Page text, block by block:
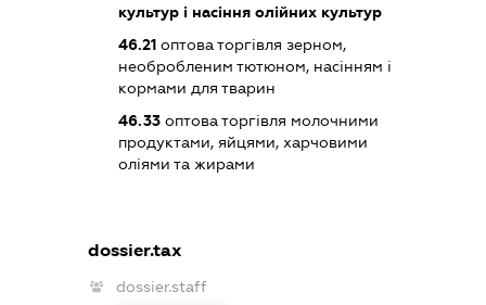
культур і насіння олійних культур
46.21оптова торгівля зерном,
необробленим тютюном, насінням і
кормами для тварин
46.33оптова торгівля молочними
продуктами, яйцями, харчовими
оліями та жирами
dossier.tax
dossier.staff